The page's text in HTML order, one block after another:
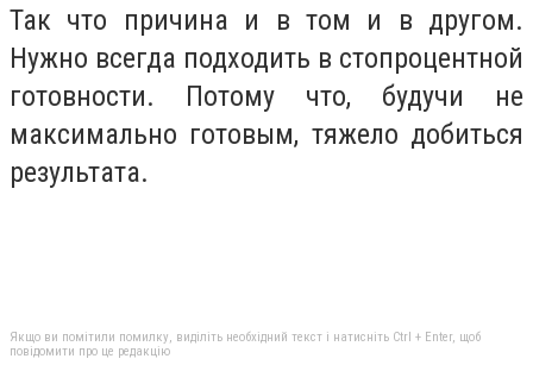
Так что причина и в том и в другом.
Нужно всегда подходить в стопроцентной
готовности. Потому что, будучи не
максимально готовым, тяжело добиться
результата.
Якщо ви помітили помилку, виділіть необхідний текст і натисніть Ctrl + Enter, щоб
повідомити про це редакцію